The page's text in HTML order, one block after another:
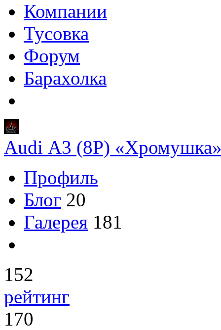
Компании
Тусовка
Форум
Барахолка
Audi A3 (8P)
Профиль
Блог 20
Галерея 181
152
рейтинг
170